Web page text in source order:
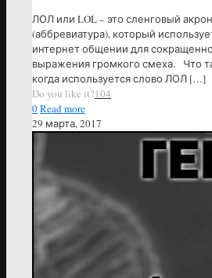
ЛОЛ или LOL – это сленговый
(аббревиатура), который
интернет общении для
выражения громкого смеха. Что
когда используется слово ЛОЛ […]
Do you like it?104
0Read more
29 марта, 2017